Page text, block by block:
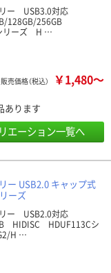
ー USB3.0対応
128GB/256GB
リーズ H …
販売価格（税込） ￥1,480～
あります
エーション一覧へ
ー USB2.0 キャップ式
ーズ
ー USB2.0対応
HIDISC HDUF113Cシ
H …